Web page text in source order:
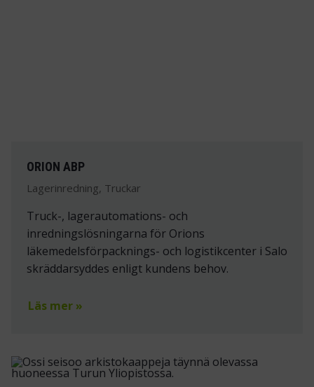
ORION ABP
Lagerinredning, Truckar
Truck-, lagerautomations- och
inredningslösningarna för Orions
läkemedelsförpacknings- och logistikcenter i Salo
skräddarsyddes enligt kundens behov.
Läs mer »